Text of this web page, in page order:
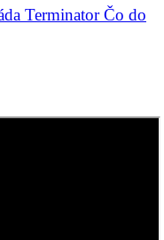
TerminatorČo do